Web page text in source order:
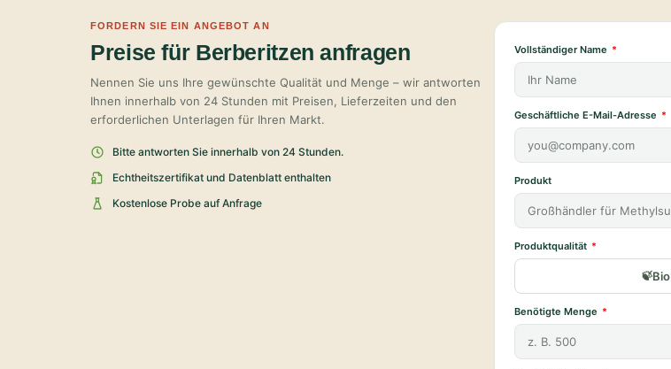
FORDERN SIE EIN ANGEBOT AN
Preise für Berberitzen anfragen
Nennen Sie uns Ihre gewünschte Qualität und Menge – wir antworten
Ihnen innerhalb von 24 Stunden mit Preisen, Lieferzeiten und den
erforderlichen Unterlagen für Ihren Markt.
Bitte antworten Sie innerhalb von 24 Stunden.
Echtheitszertifikat und Datenblatt enthalten
Kostenlose Probe auf Anfrage
Vollständiger Name
Geschäftliche E-Mail-Adresse
Produkt
Produktqualität
Bio
Benötigte Menge